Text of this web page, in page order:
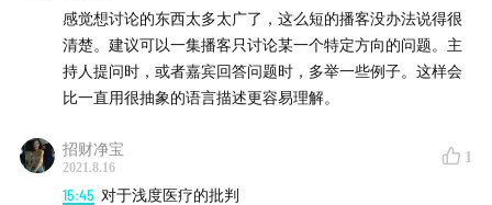
01:27:33——所以医生会丢饭碗吗？
延伸
OpenNARS：一个开源的AGI系统，项目地址
感觉想讨论的东西太多太广了，这么短的播客没办法说得很
清楚。建议可以一集播客只讨论某一个特定方向的问题。主
持人提问时，或者嘉宾回答问题时，多举一些例子。这样会
比一直用很抽象的语言描述更容易理解。
招财净宝
2021.8.16
1
15:45 对于浅度医疗的批判